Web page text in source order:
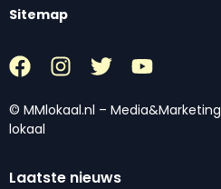
Sitemap
© MMlokaal.nl – Media&Marketing
lokaal
Laatste nieuws